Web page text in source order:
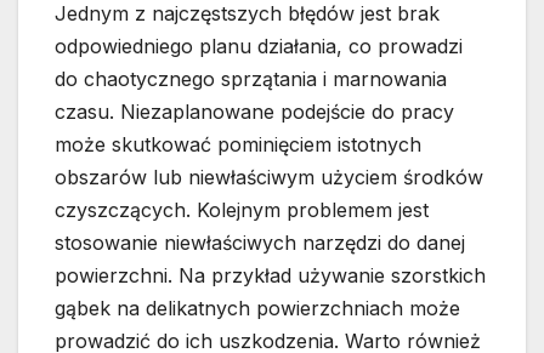
Jednym z najczęstszych błędów jest brak
odpowiedniego planu działania, co prowadzi
do chaotycznego sprzątania i marnowania
czasu. Niezaplanowane podejście do pracy
może skutkować pominięciem istotnych
obszarów lub niewłaściwym użyciem środków
czyszczących. Kolejnym problemem jest
stosowanie niewłaściwych narzędzi do danej
powierzchni. Na przykład używanie szorstkich
gąbek na delikatnych powierzchniach może
prowadzić do ich uszkodzenia. Warto również